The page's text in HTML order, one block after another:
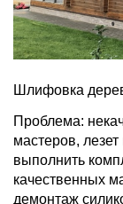
Шлифовка
Проблема:
мастеров,
выполнить
качественных
демонтаж